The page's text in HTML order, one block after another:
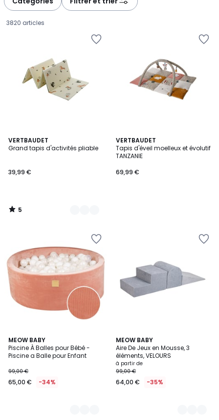
3820 articles
VERTBAUDET
Grand tapis d'activités pliable
€.
39,99 €
5
/
2
Couleurs
5
/
VERTBAUDET
Tapis d'éveil moelleux et évolutif
TANZANIE
69,99 €
MEOW BABY
Piscine À Balles pour Bébé -
Piscine a Balle pour Enfant
99,00 €
65,00 € -34%
4
Couleurs
MEOW BABY
Aire De Jeux en Mousse, 3
éléments, VELOURS
à partir de
99,00 €
64,00 € -35%
5
Couleurs